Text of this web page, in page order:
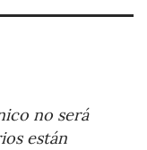
no será
están